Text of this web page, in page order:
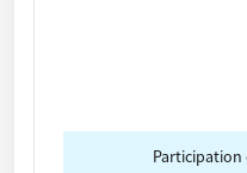
Participation